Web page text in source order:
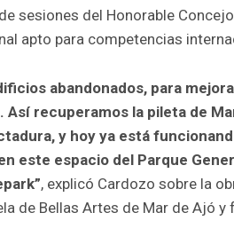
sesiones del Honorable Concejo
apto para competencias
abandonados, para
recuperamos la pileta de
y hoy ya está
este espacio del Parque
, explicó Cardozo sobre la
de Bellas Artes de Mar de Ajó y